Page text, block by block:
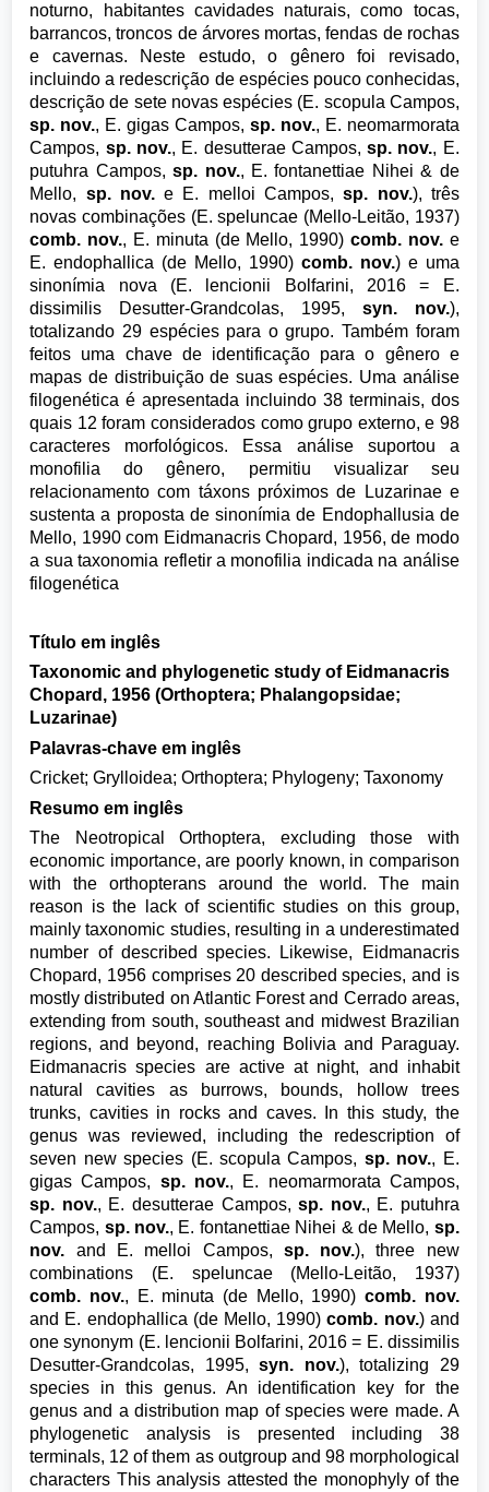
noturno, habitantes cavidades naturais, como tocas,
barrancos, troncos de árvores mortas, fendas de rochas
e cavernas. Neste estudo, o gênero foi revisado,
incluindo a redescrição de espécies pouco conhecidas,
descrição de sete novas espécies (E. scopula Campos,
sp. nov., E. gigas Campos, sp. nov., E. neomarmorata
Campos, sp. nov., E. desutterae Campos,sp. nov., E.
putuhra Campos,sp. nov., E. fontanettiae Nihei & de
Mello, sp. nov.e E. melloi Campos,sp. nov.), três
novas combinações (E. speluncae (Mello-Leitão, 1937)
comb. nov., E. minuta (de Mello, 1990)comb. nov.e
E. endophallica (de Mello, 1990) comb. nov.) e uma
sinonímia nova (E. lencionii Bolfarini, 2016 = E.
dissimilis Desutter-Grandcolas, 1995, syn. nov.),
totalizando 29 espécies para o grupo. Também foram
feitos uma chave de identificação para o gênero e
mapas de distribuição de suas espécies. Uma análise
filogenética é apresentada incluindo 38 terminais, dos
quais 12 foram considerados como grupo externo, e 98
caracteres morfológicos. Essa análise suportou a
monofilia do gênero, permitiu visualizar seu
relacionamento com táxons próximos de Luzarinae e
sustenta a proposta de sinonímia de Endophallusia de
Mello, 1990 com Eidmanacris Chopard, 1956, de modo
a sua taxonomia refletir a monofilia indicada na análise
filogenética
Título em inglês
Taxonomic and phylogenetic study of Eidmanacris
Chopard, 1956 (Orthoptera; Phalangopsidae;
Luzarinae)
Palavras-chave em inglês
Cricket; Grylloidea; Orthoptera; Phylogeny; Taxonomy
Resumo em inglês
The Neotropical Orthoptera, excluding those with
economic importance, are poorly known, in comparison
with the orthopterans around the world. The main
reason is the lack of scientific studies on this group,
mainly taxonomic studies, resulting in a underestimated
number of described species. Likewise, Eidmanacris
Chopard, 1956 comprises 20 described species, and is
mostly distributed on Atlantic Forest and Cerrado areas,
extending from south, southeast and midwest Brazilian
regions, and beyond, reaching Bolivia and Paraguay.
Eidmanacris species are active at night, and inhabit
natural cavities as burrows, bounds, hollow trees
trunks, cavities in rocks and caves. In this study, the
genus was reviewed, including the redescription of
seven new species (E. scopula Campos, sp. nov., E.
gigas Campos, sp. nov., E. neomarmorata Campos,
sp. nov., E. desutterae Campos,sp. nov., E. putuhra
Campos, sp. nov., E. fontanettiae Nihei & de Mello, sp.
nov. and E. melloi Campos, sp. nov.), three new
combinations (E. speluncae (Mello-Leitão, 1937)
comb. nov., E. minuta (de Mello, 1990)comb. nov.
and E. endophallica (de Mello, 1990)comb. nov.) and
one synonym (E. lencionii Bolfarini, 2016 = E. dissimilis
Desutter-Grandcolas, 1995,syn. nov.), totalizing 29
species in this genus. An identification key for the
genus and a distribution map of species were made. A
phylogenetic analysis is presented including 38
terminals, 12 of them as outgroup and 98 morphological
characters This analysis attested the monophyly of the